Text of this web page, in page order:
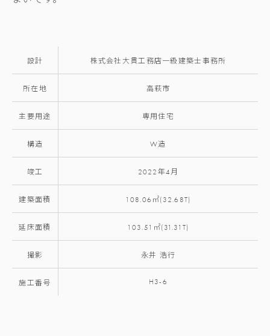
設計 株式会社大貫工務店一級建築士事務所
所在地 高萩市
主要用途 専用住宅
構造 W造
竣工 2022年4月
建築面積 108.06㎡(32.68T)
延床面積 103.51㎡(31.31T)
撮影 永井 浩行
施工番号 H3-6